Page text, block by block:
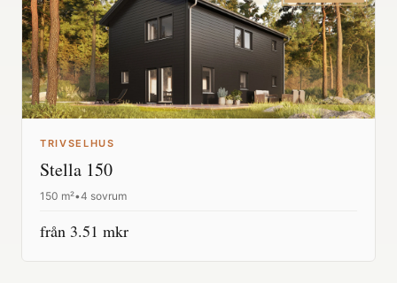
TRIVSELHUS
Stella 150
150 m²•4 sovrum
från 3.51 mkr